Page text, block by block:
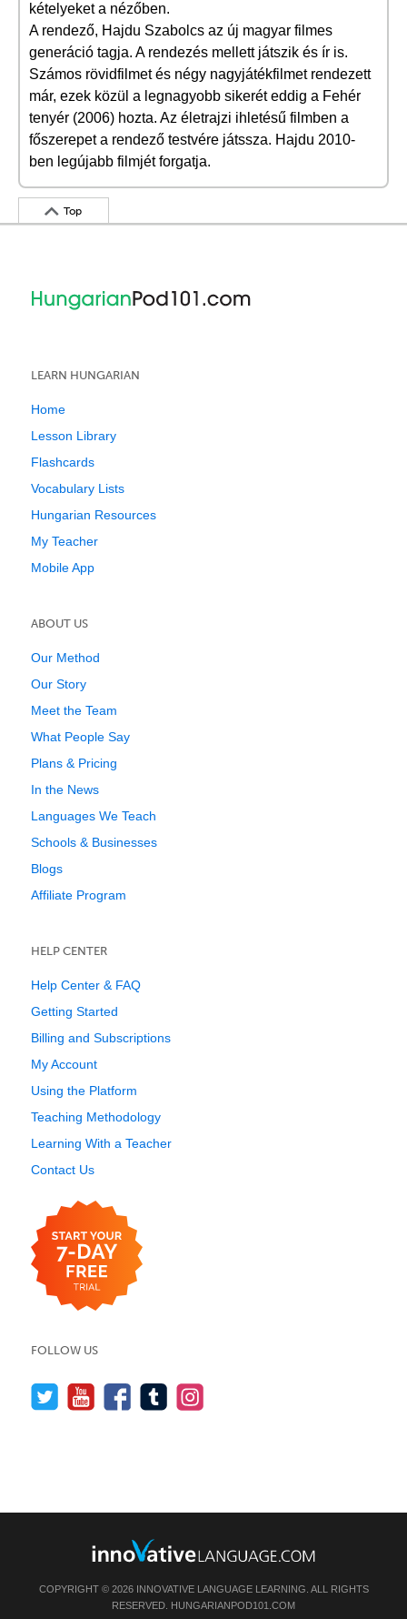
kételyeket a nézőben.
A rendező, Hajdu Szabolcs az új magyar filmes
generáció tagja. A rendezés mellett játszik és ír is.
Számos rövidfilmet és négy nagyjátékfilmet rendezett
már, ezek közül a legnagyobb sikerét eddig a Fehér
tenyér (2006) hozta. Az életrajzi ihletésű filmben a
főszerepet a rendező testvére játssza. Hajdu 2010-
ben legújabb filmjét forgatja.
Top
LEARN HUNGARIAN
Home
Lesson Library
Flashcards
Vocabulary Lists
Hungarian Resources
My Teacher
Mobile App
ABOUT US
Our Method
Our Story
Meet the Team
What People Say
Plans & Pricing
In the News
Languages We Teach
Schools & Businesses
Blogs
Affiliate Program
HELP CENTER
Help Center & FAQ
Getting Started
Billing and Subscriptions
My Account
Using the Platform
Teaching Methodology
Learning With a Teacher
Contact Us
FOLLOW US
COPYRIGHT © 2026 INNOVATIVE LANGUAGE LEARNING. ALL RIGHTS
RESERVED. HUNGARIANPOD101.COM